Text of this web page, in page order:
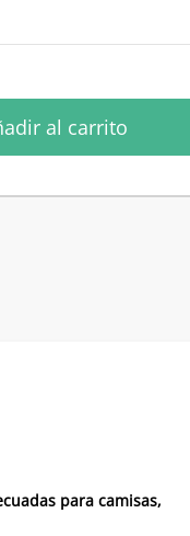
al carrito
para camisas,